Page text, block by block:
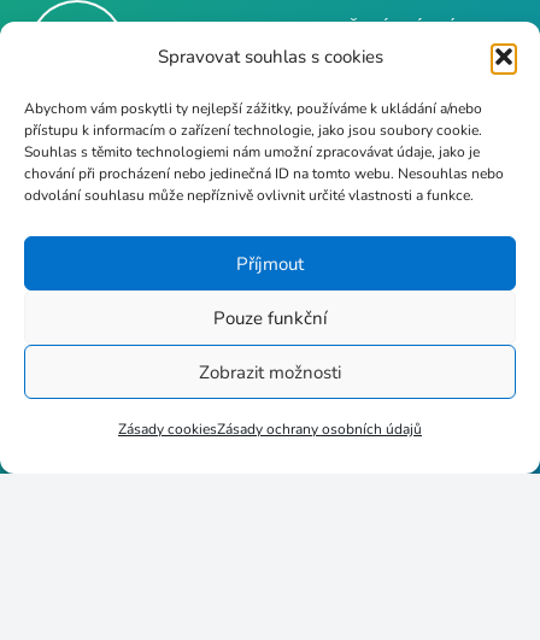
Spravovat souhlas s cookies
Abychom vám poskytli ty nejlepší zážitky, používáme k ukládání a/nebo
přístupu k informacím o zařízení technologie, jako jsou soubory cookie.
Souhlas s těmito technologiemi nám umožní zpracovávat údaje, jako je
chování při procházení nebo jedinečná ID na tomto webu. Nesouhlas nebo
odvolání souhlasu může nepříznivě ovlivnit určité vlastnosti a funkce.
Příjmout
Pouze funkční
Zobrazit možnosti
Zásady cookiesZásady ochrany osobních údajů
– Počítačová služba s.r.o.
info@poc-sluzba.cz
+420 724 189 681
Stupkova 413/1a, 779 00